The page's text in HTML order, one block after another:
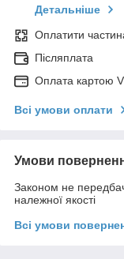
Детальніше
Оплатити
Післяплата
Оплата картою
Всі умови оплати
Умови
Законом не
належної якості
Всі умови